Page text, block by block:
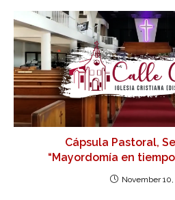
Cápsula Pastoral,
“Mayordomía en
November